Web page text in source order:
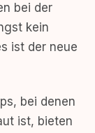
bei der
kein
ist der neue
bei denen
ist, bieten